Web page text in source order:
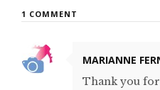
1 COMMENT
MARIANNE
Thank you